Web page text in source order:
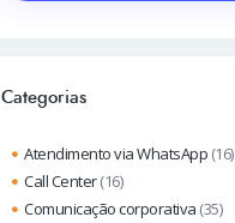
Categorias
Atendimento via WhatsApp (16)
Call Center(16)
Comunicação corporativa (35)